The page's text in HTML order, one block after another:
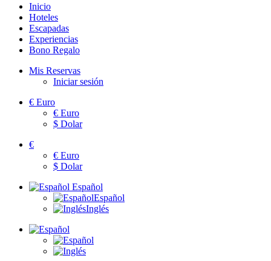
Inicio
Hoteles
Escapadas
Experiencias
Bono Regalo
Mis Reservas
Iniciar sesión
€ Euro
€ Euro
$ Dolar
€
€ Euro
$ Dolar
Español
Español
Inglés